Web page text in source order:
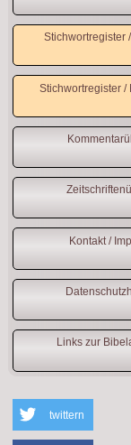
Stichwortregister
Stichwortregister /
Kontakt /
Links zur
twittern